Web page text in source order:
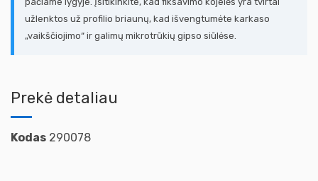
užlenktos už profilio briaunų, kad išvengtumėte karkaso
„vaikščiojimo“ ir galimų mikrotrūkių gipso siūlėse.
Prekė detaliau
Kodas 290078